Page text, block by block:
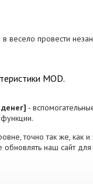
весело провести
MOD.
-
точно так же, как и
наш сайт